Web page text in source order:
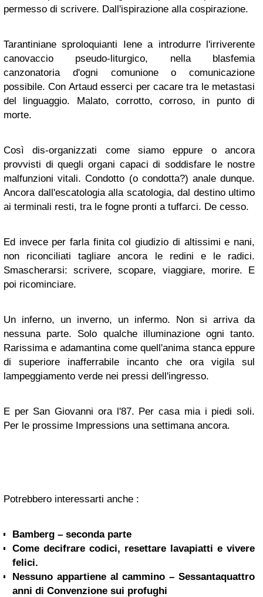
permesso di scrivere. Dall'ispirazione alla cospirazione.
Tarantiniane sproloquianti Iene a introdurre l'irriverente
canovaccio pseudo-liturgico, nella blasfemia
canzonatoria d'ogni comunione o comunicazione
possibile. Con Artaud esserci per cacare tra le metastasi
del linguaggio. Malato, corrotto, corroso, in punto di
morte.
Così dis-organizzati come siamo eppure o ancora
provvisti di quegli organi capaci di soddisfare le nostre
malfunzioni vitali. Condotto (o condotta?) anale dunque.
Ancora dall'escatologia alla scatologia, dal destino ultimo
ai terminali resti, tra le fogne pronti a tuffarci. De cesso.
Ed invece per farla finita col giudizio di altissimi e nani,
non riconciliati tagliare ancora le redini e le radici.
Smascherarsi: scrivere, scopare, viaggiare, morire. E
poi ricominciare.
Un inferno, un inverno, un infermo. Non si arriva da
nessuna parte. Solo qualche illuminazione ogni tanto.
Rarissima e adamantina come quell'anima stanca eppure
di superiore inafferrabile incanto che ora vigila sul
lampeggiamento verde nei pressi dell'ingresso.
E per San Giovanni ora l'87. Per casa mia i piedi soli.
Per le prossime Impressions una settimana ancora.
Potrebbero interessarti anche :
Bamberg – seconda parte
Come decifrare codici, resettare lavapiatti e vivere
felici.
Nessuno appartiene al cammino – Sessantaquattro
anni di Convenzione sui profughi